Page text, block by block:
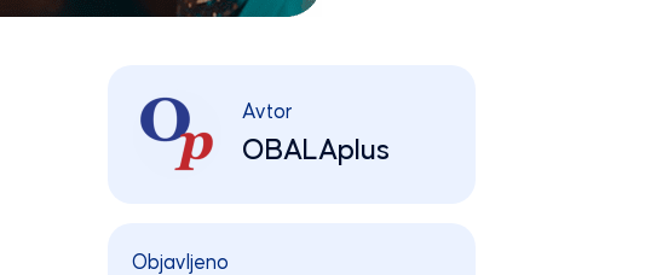
Avtor
OBALAplus
Objavljeno